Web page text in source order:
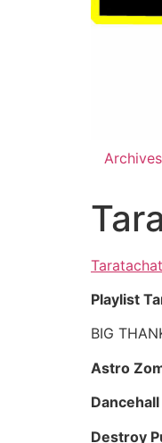
Archives
Playlist
BIG
Astro
Dancehall
Destroy